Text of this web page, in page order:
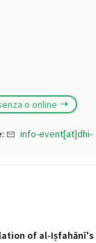
o online
info-event[at]dhi-
of al-Iṣfahānī's